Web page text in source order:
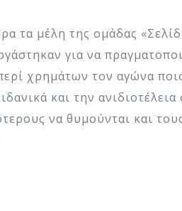
τα μέλη της ομάδας
για να
χρημάτων τον αγώνα
και την ανιδιοτέλεια
να θυμούνται και